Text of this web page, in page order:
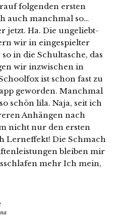
folgenden ersten
auch manchmal so…
jetzt. Ha. Die ungeliebt-
wir in eingespielter
in die Schultasche, das
wir inzwischen in
ist schon fast zu
geworden. Manchmal
schön lila. Naja, seit ich
Anhängen nach
nicht nur den ersten
Lerneffekt! Die Schmach
bleiben mir
mehr Ich mein,